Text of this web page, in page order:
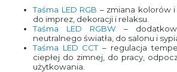
Taśma LED RGB – zmiana kolorów
do imprez, dekoracji i relaksu.
Taśma LED RGBW –
neutralnego światła, do salonu i
Taśma LED CCT– regulacja
ciepłej do zimnej, do pracy,
użytkowania.